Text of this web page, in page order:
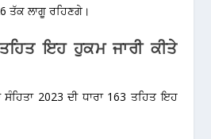
ਤੱਕ ਲਾਗੂ ਰਹਿਣਗੇ।
ਇਹ ਹੁਕਮ ਜਾਰੀ ਕੀਤੇ
2023 ਦੀ ਧਾਰਾ 163 ਤਹਿਤ ਇਹ